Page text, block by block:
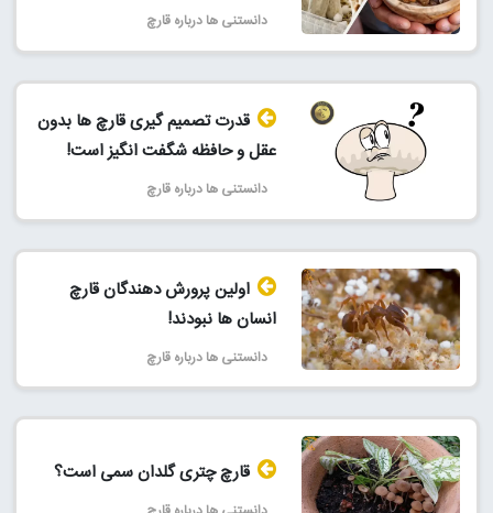
دانستنی ها درباره قارچ
قدرت تصمیم گیری قارچ ها بدون
عقل و حافظه شگفت انگیز است!
دانستنی ها درباره قارچ
اولین پرورش دهندگان قارچ
انسان ها نبودند!
دانستنی ها درباره قارچ
قارچ چتری گلدان سمی است؟